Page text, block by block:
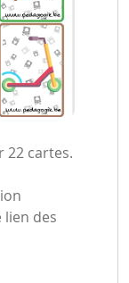
22 cartes.
lien des